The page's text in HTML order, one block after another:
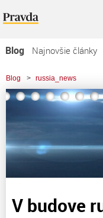
Blog
Najnovšie články
Najčítanejšie články
Najkomentovanejšie
Zoznam blogov
Komerčné blogy
Blog > russia_news
> V budove ruského
V budove